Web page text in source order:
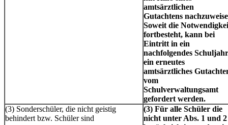
amtsärztlichen
Gutachtens
Soweit die
fortbesteht, kann bei
Eintritt in ein
nachfolgendes Schuljahr
ein erneutes
amtsärztliches
vom
Schulverwaltungsamt
gefordert werden.
(3) Sonderschüler, die nicht geistig
behindert bzw. Schüler sind
(3) Für alle Schüler die
nicht unter Abs. 1 und 2